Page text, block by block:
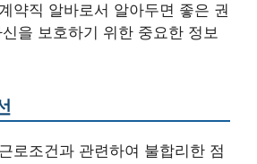
약직 알바로서 알아두면 좋은 권
을 보호하기 위한 중요한 정보
로조건과 관련하여 불합리한 점